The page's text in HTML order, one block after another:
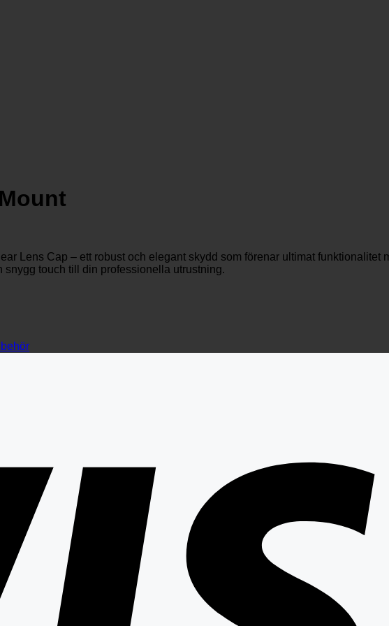
Lens Cap – ett robust och elegant skydd som förenar ultimat funktionalitet
snygg touch till din professionella utrustning.